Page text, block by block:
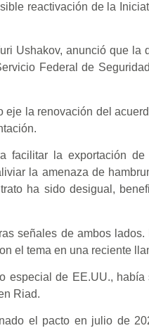
reactivación de la
Ushakov, anunció que
Federal de
eje la renovación del
facilitar la exportación
la amenaza de
ha sido desigual,
señales de ambos
el tema en una reciente
especial de EE.UU.,
Riad.
el pacto en julio de